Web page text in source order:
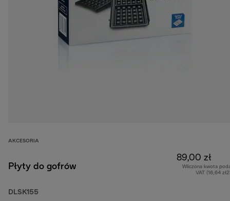
AKCESORIA
Płyty do gofrów
DLSK155
89,00 zł
Wliczona kwota
VAT (16,64